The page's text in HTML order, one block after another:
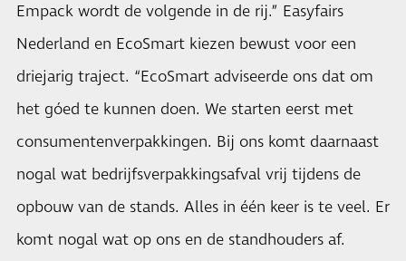
Empack wordt de volgende in de rij.” Easyfairs
Nederland en EcoSmart kiezen bewust voor een
driejarig traject. “EcoSmart adviseerde ons dat om
het góed te kunnen doen. We starten eerst met
consumentenverpakkingen. Bij ons komt daarnaast
nogal wat bedrijfsverpakkingsafval vrij tijdens de
opbouw van de stands. Alles in één keer is te veel. Er
komt nogal wat op ons en de standhouders af.